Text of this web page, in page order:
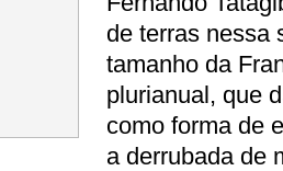
de terras nessa
tamanho da
plurianual, que
como forma de
a derrubada de